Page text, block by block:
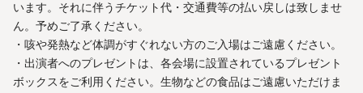
います。それに伴うチケット代・交通費等の払い戻しは致しませ
ん。予めご了承ください。
・咳や発熱など体調がすぐれない方のご入場はご遠慮ください。
・出演者へのプレゼントは、各会場に設置されているプレゼント
ボックスをご利用ください。生物などの食品はご遠慮いただけま